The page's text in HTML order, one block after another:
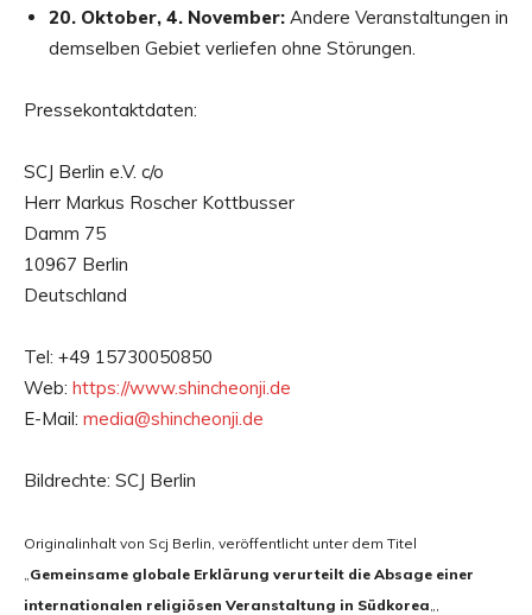
20. Oktober, 4. November: Andere Veranstaltungen in
demselben Gebiet verliefen ohne Störungen.
Pressekontaktdaten:
SCJ Berlin e.V. c/o
Herr Markus Roscher Kottbusser
Damm 75
10967 Berlin
Deutschland
Tel: +49 15730050850
Web: https://www.shincheonji.de
E-Mail: media@shincheonji.de
Bildrechte: SCJ Berlin
Originalinhalt von Scj Berlin, veröffentlicht unter dem Titel
Gemeinsame globale Erklärung verurteilt die Absage einer
internationalen religiösen Veranstaltung in Südkorea